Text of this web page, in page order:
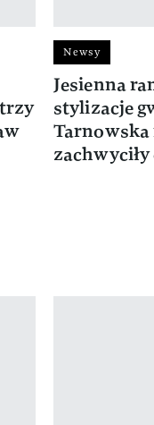
Newsy
Jesienna
stylizacje